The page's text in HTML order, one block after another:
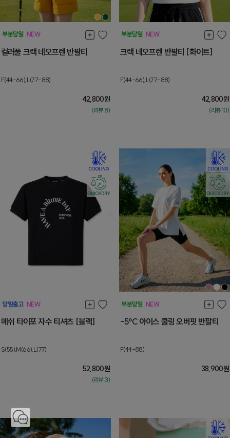
컬러풀 크랙 네오프렌 반팔티
F(44-66),L(77-88)
42,800원
(리뷰:8)
크랙 네오프렌 반팔티 [화이트]
F(44-66),L(77-88)
42,800원
(리뷰:10)
메쉬 타이포 자수 티셔츠 [블랙]
S(55),M(66),L(77)
52,800원
(리뷰:3)
-5ºC 아이스 쿨링 오버핏 반팔티
F(44-88)
38,900원